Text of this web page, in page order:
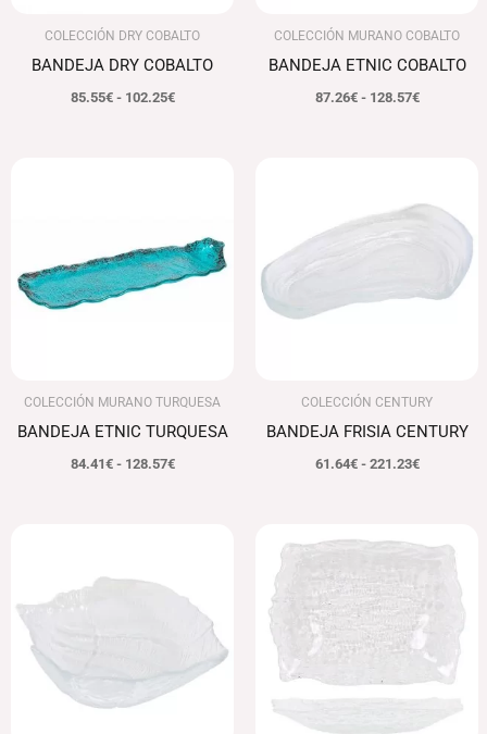
COLECCIÓN DRY COBALTO
BANDEJA DRY COBALTO
85.55€ - 102.25€
COLECCIÓN MURANO COBALTO
BANDEJA ETNIC COBALTO
87.26€ - 128.57€
COLECCIÓN MURANO TURQUESA
BANDEJA ETNIC TURQUESA
84.41€ - 128.57€
84.41€
hasta
128.57€
COLECCIÓN CENTURY
BANDEJA FRISIA CENTURY
61.64€ - 221.23€
precios:
desde
221.23€
74.68€
105.48€
de
desde
113.04€
125.28€